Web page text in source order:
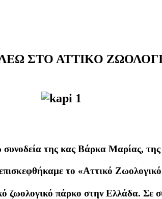
ΣΤΟ ΑΤΤΙΚΟ
της κας Βάρκα Μαρίας, της
το «Αττικό
ζωολογικό πάρκο στην Ελλάδα. Σε